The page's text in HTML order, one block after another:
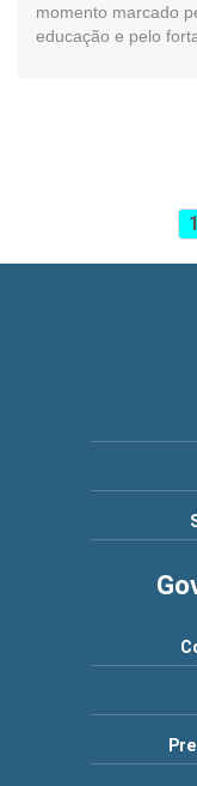
momento marcado
educação e pelo
1